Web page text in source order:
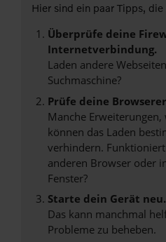
Hier sind ein paar Tipps,
Überprüfe deine
Internetverbindung.
Laden andere
Suchmaschine?
Prüfe deine
Manche
können das Laden
verhindern.
anderen Browser oder
Fenster?
Starte dein Gerät neu.
Das kann manchmal
Probleme zu beheben.